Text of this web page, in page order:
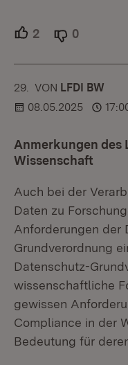
2 Unterstützer.
0
29. KOMMENTAR
VON :LFDI BW
08.05.2025
Anmerkungen des
Wissenschaft
Auch bei der
Daten zu
Anforderungen der
Grundverordnung
Datenschutz-
wissenschaftliche
gewissen
Compliance in der
Bedeutung für